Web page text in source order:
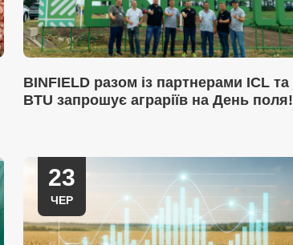
BINFIELD разом із партнерами ICL та
BTU запрошує аграріїв на День поля!
23
ЧЕР